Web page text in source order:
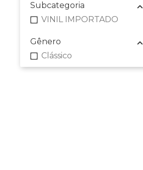
Subcategoria
VINIL IMPORTADO
Gênero
Clássico